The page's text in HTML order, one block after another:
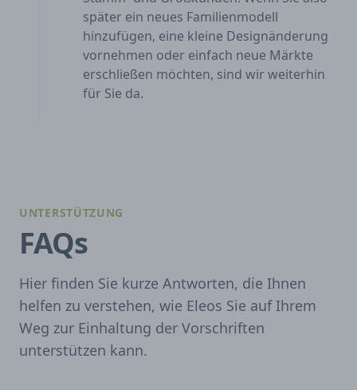
später ein neues Familienmodell
hinzufügen, eine kleine Designänderung
vornehmen oder einfach neue Märkte
erschließen möchten, sind wir weiterhin
für Sie da.
UNTERSTÜTZUNG
FAQs
Hier finden Sie kurze Antworten, die Ihnen
helfen zu verstehen, wie Eleos Sie auf Ihrem
Weg zur Einhaltung der Vorschriften
unterstützen kann.